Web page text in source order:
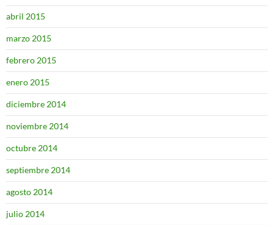
abril 2015
marzo 2015
febrero 2015
enero 2015
diciembre 2014
noviembre 2014
octubre 2014
septiembre 2014
agosto 2014
julio 2014